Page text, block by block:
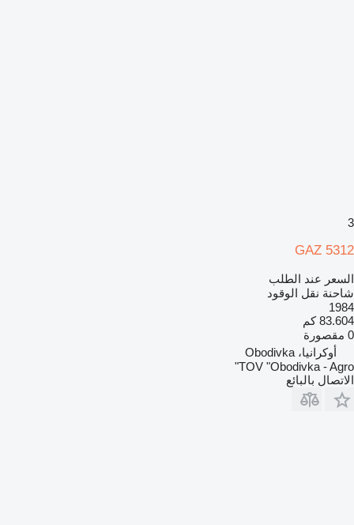
3
GAZ 5312
السعر عند الطلب
شاحنة نقل الوقود
1984
83.604 كم
0 مقصورة
أوكرانيا، Obodivka
TOV "Obodivka - Agro"
الاتصال بالبائع